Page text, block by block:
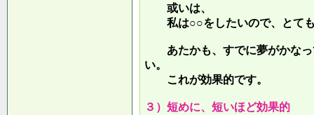
或いは、
私は○○をしたいので、とても
あたかも、すでに夢がかなっ
い。
これが効果的です。
３）短めに、短いほど効果的